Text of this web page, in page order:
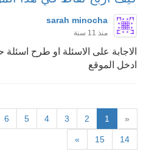
sarah minocha
منذ 11 سنة
الاجابة على الاسئلة او طرح
ادخل الموقع
«
1
2
3
4
5
6
14
15
»